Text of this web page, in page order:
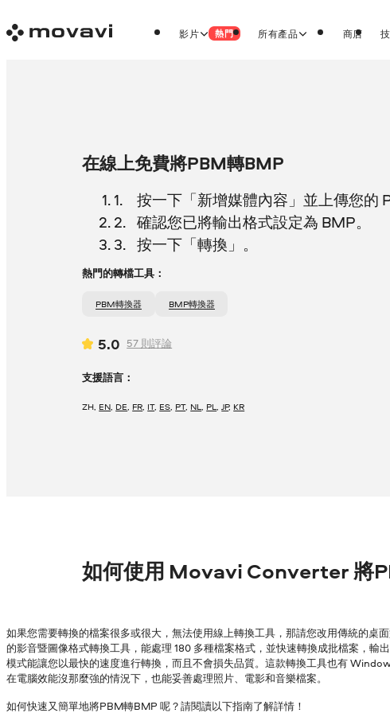
影片 熱門 所有產品 商店
在線上免費將PBM轉BMP
按一下「新增媒體內容」並上傳您的
確認您已將輸出格式設定為 BMP。
按一下「轉換」。
熱門的轉檔工具：
PBM轉換器 BMP轉換器
5.0 57 則評論
支援語言：
ZH, EN, DE, FR, IT, ES, PT, NL, PL,JP, KR
如何使用 Movavi Converter 將
如果您需要轉換的檔案很多或很大，無法使用線上轉換工具，那請您改用傳統的桌
的影音暨圖像格式轉換工具，能處理 180 多種檔案格式，並快速轉換成批檔案，輸
模式能讓您以最快的速度進行轉換，而且不會損失品質。這款轉換工具也有
在電腦效能沒那麼強的情況下，也能妥善處理照片、電影和音樂檔案。
如何快速又簡單地將PBM轉BMP 呢？請閱讀以下指南了解詳情！